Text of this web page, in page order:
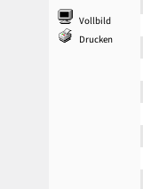
Vollbild
Drucken